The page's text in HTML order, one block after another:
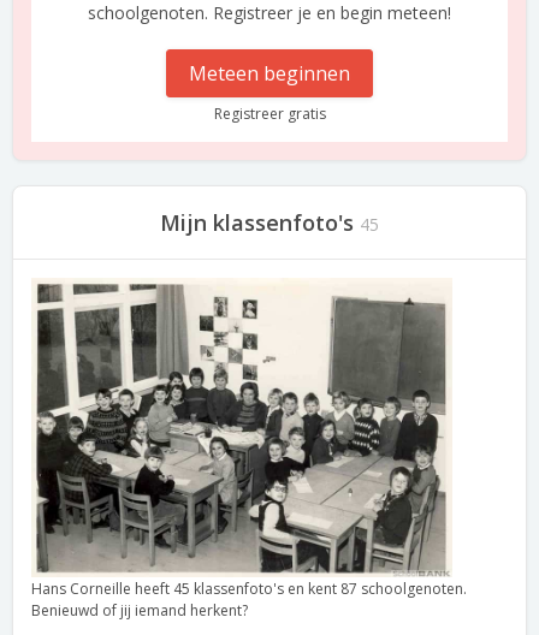
schoolgenoten. Registreer je en begin meteen!
Meteen beginnen
Registreer gratis
Mijn klassenfoto's 45
Hans Corneille heeft 45 klassenfoto's en kent 87 schoolgenoten.
Benieuwd of jij iemand herkent?